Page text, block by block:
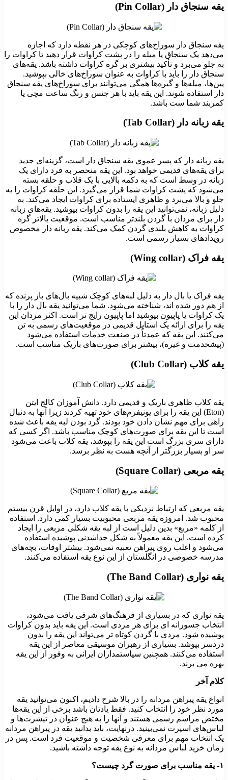
یقه سنجاق دار (Pin Collar)
یقه سنجاق دار ​​سوراخ‌های کوچکی در هر نقطه دارد که اجازه
می‌دهد یک سنجاق یا میله را در پشت کراوات قرار دهید تا کراوات را
به جلو می‌برد و تأکید بیشتری بر گره کراوات داشته باشد. یقه‌های
سنجاق دار را باید با کراوات به عنوان سوراخ‌های خالی بپوشید.
پین‌ها، میله‌ها و گیره‌ها همگی می‌توانند برای سوراخ‌های یقه سنجاق
دار ​​استفاده شوند. این یقه باید با هر جنس و رنگ ساعت مچی یا
کمربند شما ست باشد.
یقه زبانه دار (Tab Collar)
یقه زبانه دار که پسر عموی یقه سنجاق دار است، گزینه‌ای جدید
برای یقه‌های قدیمی خواهد بود. این یقه منحصر به فرد دارای یک
زبانه در وسط است که به دکمه بالایی با یک قلاب و حلقه بسته
می‌شود که پشت کراوات شما قرار می‌گیرد. این حلقه کراوات را به
جلو و بالا می‌برد و ظاهری ایستاده برای کراوات ایجاد می‌کند. به
دلیل زبانه، نمی‌توانید این یقه را بدون کراوات بپوشید. یقه‌های زبانه
دار برای مردان با گردن بلندتر مناسب است. موقعیت بالاتر گره
کراوات به کاهش بلندی گردن کمک می‌کند. یقه زبانه دار مخصوص
رویدادهای بسیار رسمی است.
یقه فراک (Wing collar)
یقه فراک یا بال دار به دلیل لبه‌های کوچک شبیه بال‌های باز پرنده که
از هم دور شده‌ اند، شناخته می‌شود. شما می‌توانید یقه بال دار را با
یک کراوات یا پاپیون بپوشید اما پاپیون رایج‌ تر است. اکثر مردان این
یقه را برای ارائه یک استایل قدیمی در موقعیت‌های رسمی به تن
می‌کنند. این یقه که عمدتاً در صنعت خدمات استفاده می‌شود
(پیشخدمت و غیره)، بیشتر برای صورت‌های باریک مناسب است.
یقه کلاب (Club Collar)
یقه کلاب ظاهری باریک و قدیمی دارد. دانش آموزان کالج ایتن
(Eton) این یقه را برای یونیفرم‌های خود تهیه کردند زیرا آنها به دنبال
راهی برای مهم نشان دادن خود بودند. گرد بودن لبه یقه باعث شده
است تا این یقه برای صورت‌های کوچک مناسب باشد. اگر کسی که
دارای سری بزرگ است این یقه را بپوشد، یقه کلاب باعث می‌شود
سر او بسیار بزرگتر از آنچه هست به نظر برسد.
یقه مربعی (Square Collar)
یقه مربعی که ارتباط نزدیکی با یقه کلاب دارد، در اوایل قرن بیستم
محبوب شد. امروزه یقه مربعی محبوبیت بسیار کمی دارد. استفاده
از کلمه «مربع» بدین دلیل است از لبه یقه شکلی مربعی را ایجاد
کرده است. این یقه معمولاً به شکل جداشدنی پوشیده استفاده
می‌شود و اغلب روی پیراهن تعبیه نمی‌شود. بیشتر اوقات، بچه‌های
مدرسه خصوصی در انگلستان از این نوع یقه استفاده می‌کنند.
یقه نواری (The Band Collar)
یقه نواری که در بسیاری از فرهنگ‌های شرقی یافت می‌شود،
انتخاب جسورانه‌ ای برای هر مردی است. این یقه باید بدون کراوات
پوشیده شود. مردی با گردن کوتاه‌ تر می‌تواند این یقه را بدون
دردسر بپوشد. بسیاری از رهبران موسیقی معاصر از این یقه
استفاده می‌کنند. همچنین سیاستمداران ایرانی به وفور از این یقه
بهره می برند.
کلام آخر
انواع یقه پیراهن مردانه را در بالا شرح دادیم، اکنون می‌توانید یقه
مورد نظر خود را انتخاب کنید. فقط یادتان باشد برخی از این یقه‌ها
مختص مراسم رسمی هستند و آنها را به هیچ عنوان در تیشرت‌ها و
لباس‌های اسپرت نمی‌بینید. درنهایت، باید بدانید یقه در پیراهن مردانه
یک انتخاب مهم برای معرفی شخصیت و موقعیت فرد است. پس در
زمان خرید لباس مردانه به نوع یقه توجه داشته باشید.
۱- یقه مناسب برای صورت گرد چیست؟